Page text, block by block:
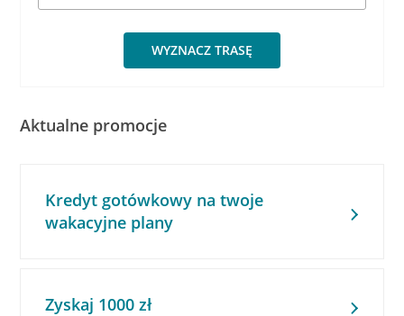
WYZNACZ TRASĘ
Aktualne promocje
Kredyt gotówkowy na twoje
wakacyjne plany
Zyskaj 1000 zł